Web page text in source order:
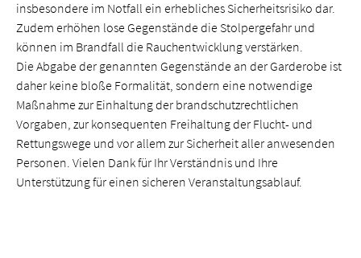
insbesondere im Notfall ein erhebliches Sicherheitsrisiko dar.
Zudem erhöhen lose Gegenstände die Stolpergefahr und
können im Brandfall die Rauchentwicklung verstärken.
Die Abgabe der genannten Gegenstände an der Garderobe ist
daher keine bloße Formalität, sondern eine notwendige
Maßnahme zur Einhaltung der brandschutzrechtlichen
Vorgaben, zur konsequenten Freihaltung der Flucht- und
Rettungswege und vor allem zur Sicherheit aller anwesenden
Personen. Vielen Dank für Ihr Verständnis und Ihre
Unterstützung für einen sicheren Veranstaltungsablauf.